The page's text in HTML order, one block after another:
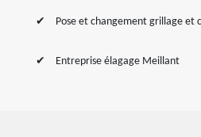
Pose et changement grillage et
Entreprise élagage Meillant